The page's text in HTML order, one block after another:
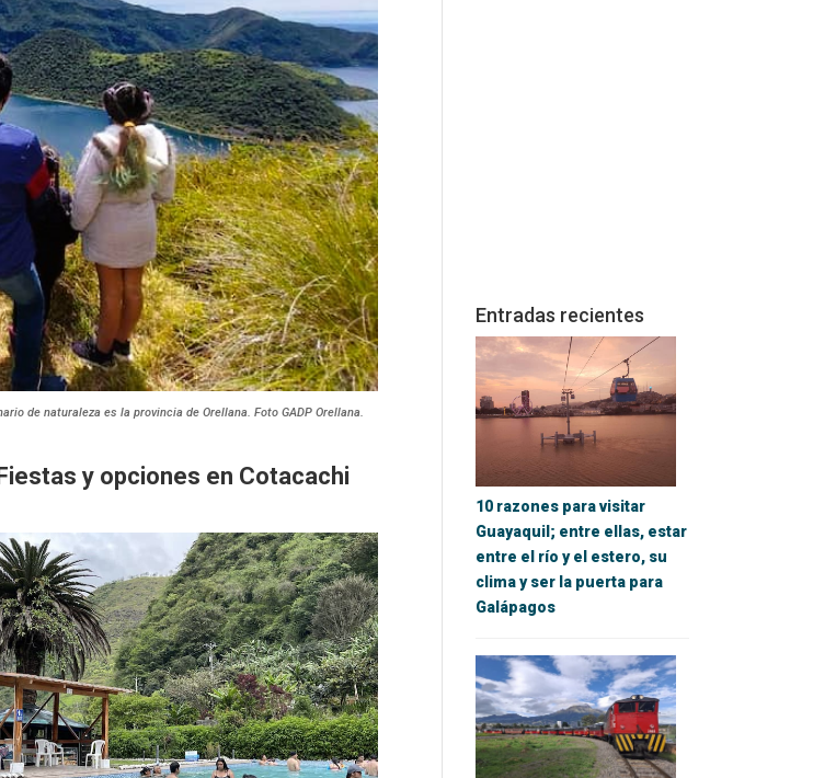
de naturaleza es la provincia de Orellana. Foto GADP Orellana.
y opciones en Cotacachi
Entradas recientes
10 razones para visitar
Guayaquil; entre ellas, estar
entre el río y el estero, su
clima y ser la puerta para
Galápagos